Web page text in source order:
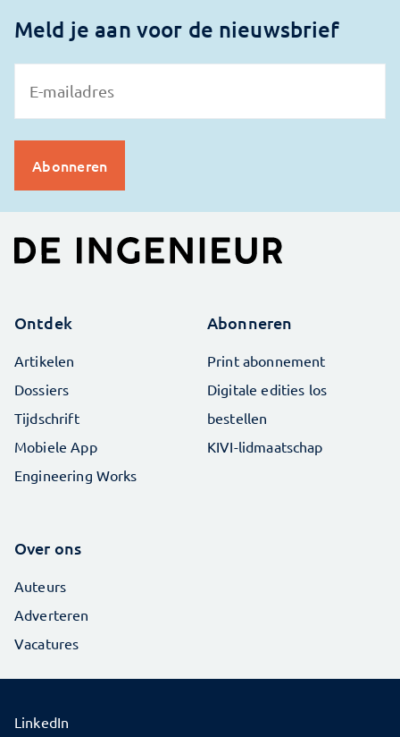
Meld je aan voor de nieuwsbrief
Ontdek
Artikelen
Dossiers
Tijdschrift
Mobiele App
Engineering Works
Abonneren
Print abonnement
Digitale edities los
bestellen
KIVI-lidmaatschap
Over ons
Auteurs
Adverteren
Vacatures
LinkedIn